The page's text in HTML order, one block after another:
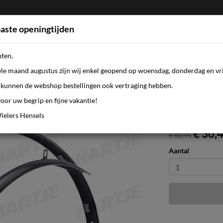
kunststof Vervaardigd in
€ 60,95€
Aantal
openingtijden
maand augustus zijn wij enkel geopend op woensdag, donderdag en
de webshop bestellingen ook vertraging hebben.
uw begrip en fijne vakantie!
Hensels